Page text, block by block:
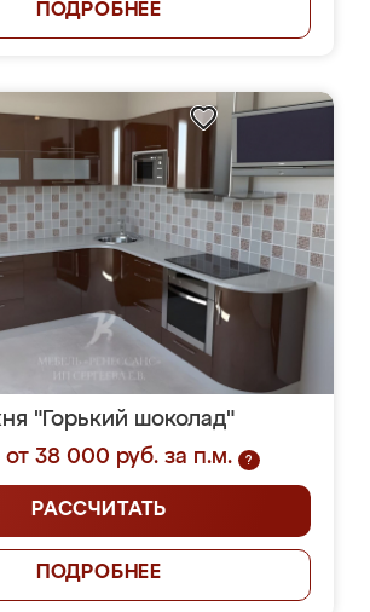
ПОДРОБНЕЕ
"Горький шоколад"
от 38 000 руб. за п.м.
?
РАССЧИТАТЬ
ПОДРОБНЕЕ